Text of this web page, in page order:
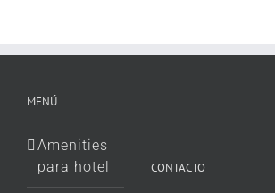
MENÚ
Amenities
para hotel
CONTACTO